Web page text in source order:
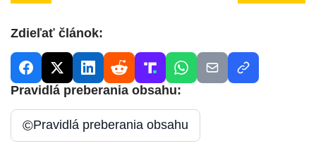
Zdieľať článok:
Pravidlá preberania obsahu:
©Pravidlá preberania obsahu